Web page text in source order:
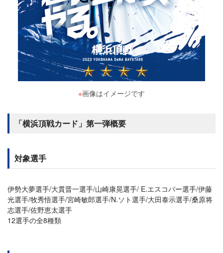
※画像はイメージです
「横浜頂戦カード」第一弾概要
対象選手
伊勢大夢選手/大貫晋一選手/山崎康晃選手/ E.エスコバー選手/伊藤
光選手/牧秀悟選手/宮崎敏郎選手/N.ソト選手/大田泰示選手/桑原将
志選手/佐野恵太選手
12選手の全8種類